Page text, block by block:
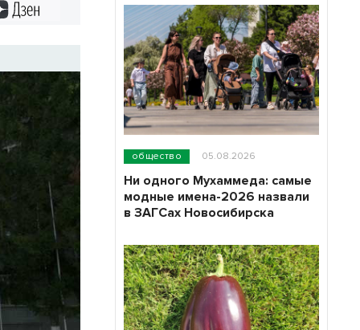
общество 05.08.2026
Ни одного Мухаммеда: самые
модные имена-2026 назвали
в ЗАГСах Новосибирска